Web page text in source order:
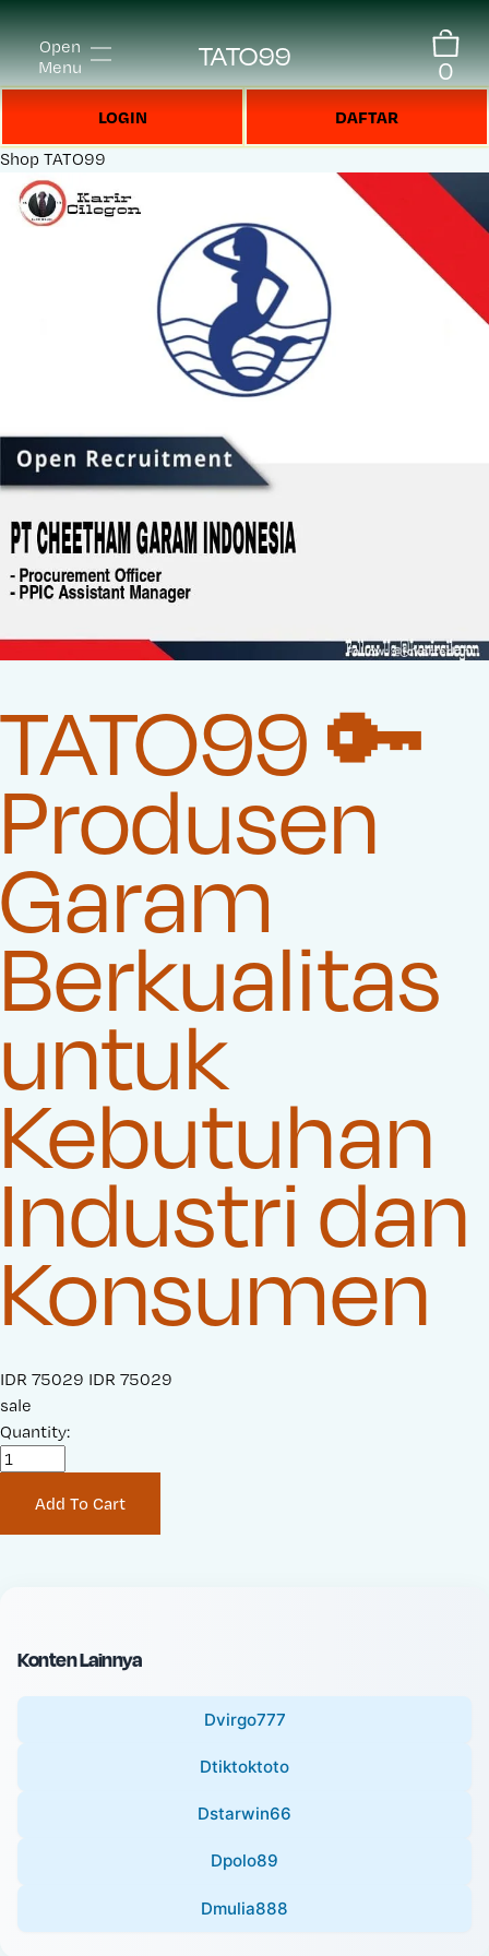
Open
Menu
TATO99 0
LOGIN DAFTAR
Shop TATO99
TATO99 🔑
Produsen
Garam
Berkualitas
untuk
Kebutuhan
Industri dan
Konsumen
S
a
l
e
i
IDR 75029 O
n
a
c
e
IDR 75029
sale
Quantity:
Add To Cart
Konten Lainnya
Dvirgo777
Dtiktoktoto
Dstarwin66
Dpolo89
Dmulia888